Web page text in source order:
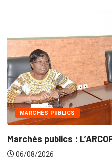
croisade pour plus...